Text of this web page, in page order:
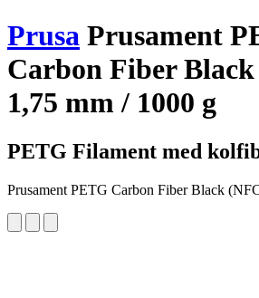
Prusa Prusament
Carbon Fiber
1,75 mm / 1000 g
PETG Filament med
Prusament PETG Carbon Fiber Black